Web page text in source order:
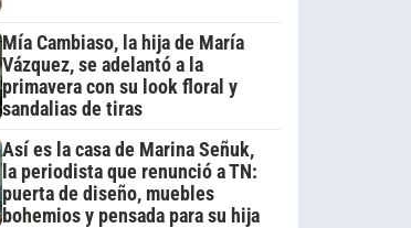
Mía Cambiaso, la hija de María
Vázquez, se adelantó a la
primavera con su look floral y
sandalias de tiras
Así es la casa de Marina Señuk,
la periodista que renunció a TN:
puerta de diseño, muebles
bohemios y pensada para su hija